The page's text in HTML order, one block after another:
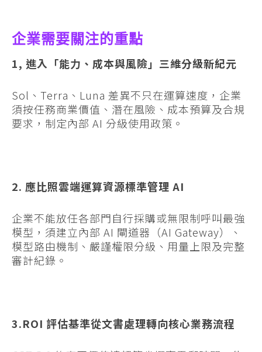
企業需要關注的重點
1, 進入「能力、成本與風險」三維分級新紀元
Sol、Terra、Luna 差異不只在運算速度，企業
須按任務商業價值、潛在風險、成本預算及合規
要求，制定內部 AI 分級使用政策。
2. 應比照雲端運算資源標準管理 AI
企業不能放任各部門自行採購或無限制呼叫最強
模型，須建立內部 AI 閘道器（AI Gateway）、
模型路由機制、嚴謹權限分級、用量上限及完整
審計紀錄。
3.ROI 評估基準從文書處理轉向核心業務流程